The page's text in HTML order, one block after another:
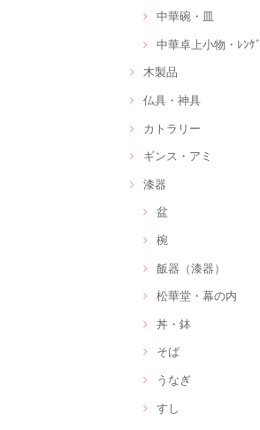
中華碗・皿
中華卓上小物・ﾚﾝｹﾞ
木製品
仏具・神具
カトラリー
ギンス・アミ
漆器
盆
椀
飯器（漆器）
松華堂・幕の内
丼・鉢
そば
うなぎ
すし